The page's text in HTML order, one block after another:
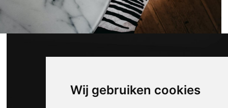
Wij gebruiken cookies